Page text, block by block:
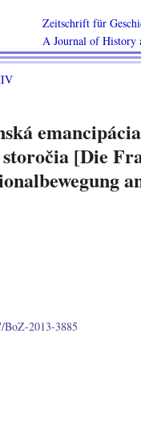
Zeitschrift für
A Journal of History
[Die
BoZ-2013-3885